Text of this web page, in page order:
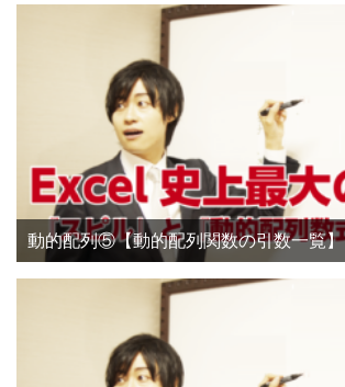
動的配列⑤【動的配列関数の引数一覧】